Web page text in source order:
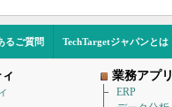
るご質問 TechTargetジャパンとは
業務アプリ
ERP